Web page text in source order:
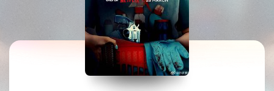
暂无观看影片的记录